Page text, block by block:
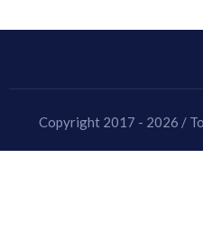
Copyright 2017 - 2026 /